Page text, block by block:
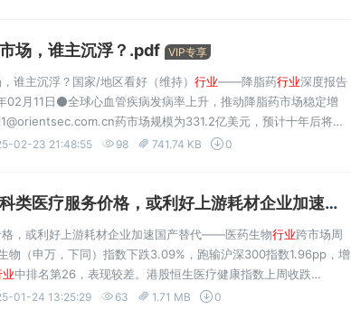
场，谁主沉浮？.pdf VIP专享
谁主沉浮？国家/地区看好（维持） 行业——降脂药行业深度报告
02月11日⚫全球心血管疾病发病率上升，推动降脂药市场稳定增
药市场规模为331.2亿美元，预计十年后将达
证书编号：S0860524020001而从国内市场看，血脂异常和心血
02-23 21:48:55 98 741.74 KB 0
疗服务价格，或利好上游耗材企业加速国产替代.pdf
，或利好上游耗材企业加速国产替代——医药生物行业跨市场周
物（申万，下同）指数下跌3.09%，跑输沪深300指数1.96pp，增
中排名第26，表现较差。港股恒生医疗健康指数上周收跌
研发进度跟踪：上周，恒瑞医药的SHR4640片、科伦博泰的注射
01-24 13:25:29 63 1.71 MB 0